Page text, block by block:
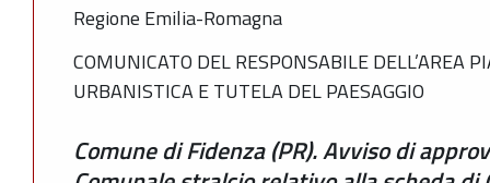
Regione Emilia-Romagna
COMUNICATO DEL RESPONSABILE DELL’AREA
URBANISTICA E TUTELA DEL PAESAGGIO
Comune di Fidenza (PR). Avviso di